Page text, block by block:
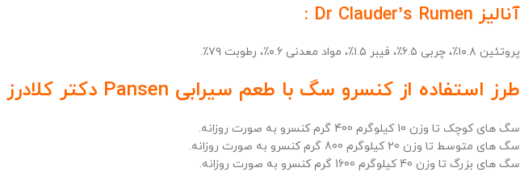
آنالیز Dr Clauder’s Rumen :
پروتئین ۱۰.۸٪، چربی ۶.۵٪، فیبر ۱.۵٪، مواد معدنی ۰.۶٪، رطوبت ۷۹٪.
طرز استفاده از کنسرو سگ با طعم سیرابی Pansen دکتر کلادرز :
سگ های کوچک تا وزن 10 کیلوگرم 400 گرم کنسرو به صورت روزانه.
سگ های متوسط تا وزن 20 کیلوگرم 800 گرم کنسرو به صورت روزانه.
سگ های بزرگ تا وزن 40 کیلوگرم 1600 گرم کنسرو به صورت روزانه.